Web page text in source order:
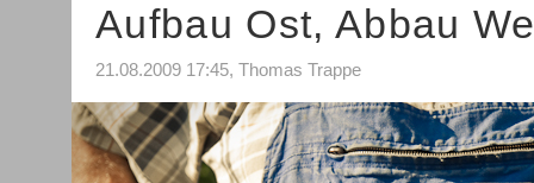
Aufbau Ost, Abbau
21.08.2009 17:45, Thomas Trappe